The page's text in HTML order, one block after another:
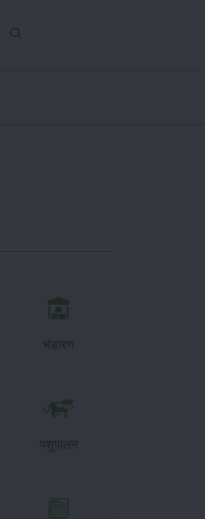
भंडारण
पशुपालन